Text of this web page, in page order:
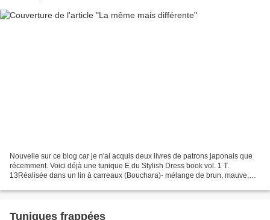
Nouvelle sur ce blog car je n'ai acquis deux livres de patrons japonais que
récemment. Voici déjà une tunique E du Stylish Dress book vol. 1 T.
13Réalisée dans un lin à carreaux (Bouchara)- mélange de brun, mauve,
Tuniques frappées